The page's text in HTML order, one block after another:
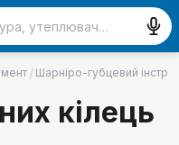
/ Шарніро-губцевий
кілець